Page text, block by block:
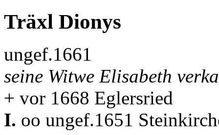
Träxl Dionys
ungef.1661
seine Witwe Elisabeth
+ vor 1668 Eglersried
I. oo ungef.1651